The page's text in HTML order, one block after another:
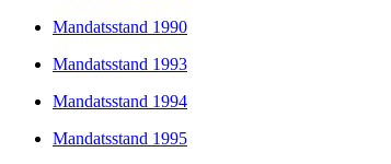
Mandatsstand 1990
Mandatsstand 1993
Mandatsstand 1994
Mandatsstand 1995